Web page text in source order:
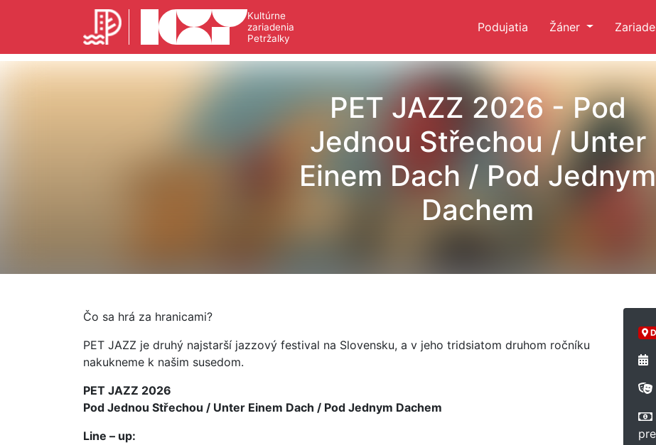
Kultúrne
zariadenia
Petržalky
Podujatia Žáner
PET JAZZ 2026 - Pod
Jednou Střechou / Unter
Einem Dach / Pod Jednym
Dachem
Čo sa hrá za hranicami?
PET JAZZ je druhý najstarší jazzový festival na Slovensku, a v jeho tridsiatom druhom ročníku
nakukneme k našim susedom.
PET JAZZ 2026
Pod Jednou Střechou / Unter Einem Dach / Pod Jednym Dachem
Line – up: